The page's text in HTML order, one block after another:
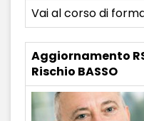
Vai al corso di
Aggiornamento
Rischio BASSO